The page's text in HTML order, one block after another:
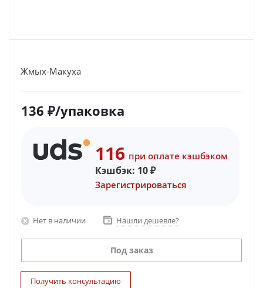
Жмых-Макуха
136 ₽/упаковка
116 при оплате кэшбэком
Кэшбэк: 10₽
Зарегистрироваться
Нет в наличии Нашли дешевле?
Под заказ
Получить консультацию